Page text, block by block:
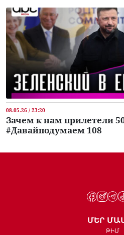
08.05.26 / 23:20
Зачем к нам прилетели
#Давайподумаем 108
ՄԵՐ
ԹԻՄ